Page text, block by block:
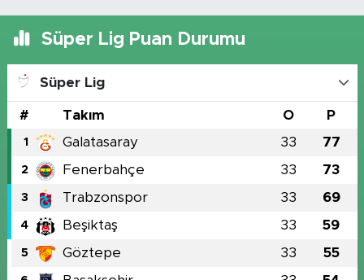
Süper Lig Puan Durumu
Süper Lig
# Takım O P
1 Galatasaray 33 77
2 Fenerbahçe 33 73
3 Trabzonspor 33 69
4 Beşiktaş 33 59
5 Göztepe 33 55